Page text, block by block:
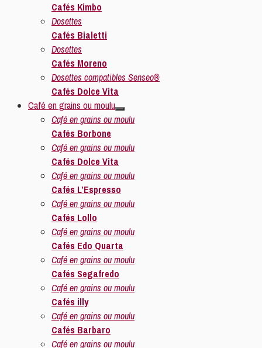
Cafés Kimbo
Dosettes
Cafés Bialetti
Dosettes
Cafés Moreno
Dosettes compatibles Senseo®
Cafés Dolce Vita
Café en grains ou moulu
Café en grains ou moulu
Cafés Borbone
Café en grains ou moulu
Cafés Dolce Vita
Café en grains ou moulu
Cafés L’Espresso
Café en grains ou moulu
Cafés Lollo
Café en grains ou moulu
Cafés Edo Quarta
Café en grains ou moulu
Cafés Segafredo
Café en grains ou moulu
Cafés illy
Café en grains ou moulu
Cafés Barbaro
Café en grains ou moulu